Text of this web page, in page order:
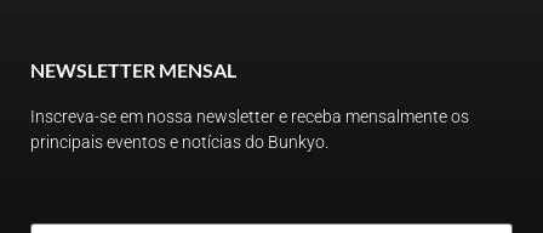
NEWSLETTER MENSAL
Inscreva-se em nossa newsletter e receba mensalmente os
principais eventos e notícias do Bunkyo.